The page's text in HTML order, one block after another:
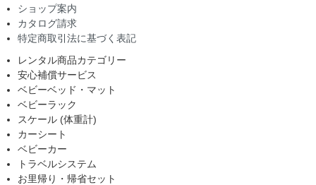
ショップ案内
カタログ請求
特定商取引法に基づく表記
レンタル商品カテゴリー
安心補償サービス
ベビーベッド・マット
ベビーラック
スケール (体重計)
カーシート
ベビーカー
トラベルシステム
お里帰り・帰省セット